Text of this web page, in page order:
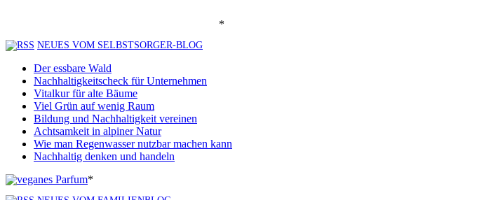
*
NEUES VOM SELBSTSORGER-BLOG
Der essbare Wald
Nachhaltigkeitscheck für Unternehmen
Vitalkur für alte Bäume
Viel Grün auf wenig Raum
Bildung und Nachhaltigkeit vereinen
Achtsamkeit in alpiner Natur
Wie man Regenwasser nutzbar machen kann
Nachhaltig denken und handeln
*